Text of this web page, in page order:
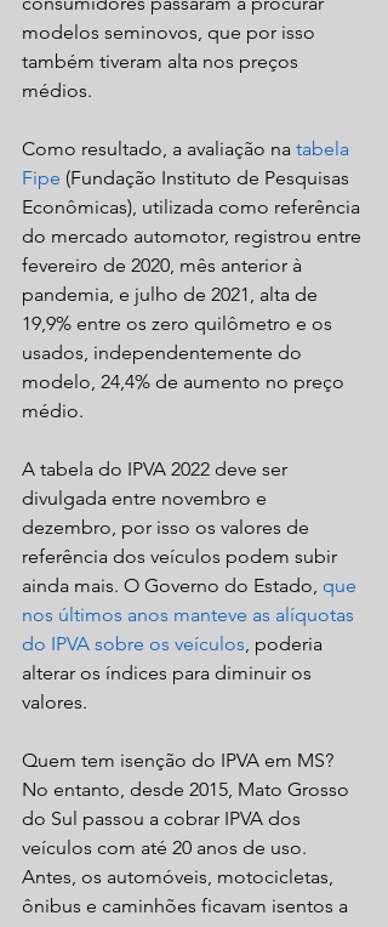
modelos seminovos, que por isso
também tiveram alta nos preços
médios.
Como resultado, a avaliação na tabela
Fipe (Fundação Instituto de Pesquisas
Econômicas), utilizada como referência
do mercado automotor, registrou entre
fevereiro de 2020, mês anterior à
pandemia, e julho de 2021, alta de
19,9% entre os zero quilômetro e os
usados, independentemente do
modelo, 24,4% de aumento no preço
médio.
A tabela do IPVA 2022 deve ser
divulgada entre novembro e
dezembro, por isso os valores de
referência dos veículos podem subir
ainda mais. O Governo do Estado, que
nos últimos anos manteve as alíquotas
do IPVA sobre os veículos , poderia
alterar os índices para diminuir os
valores.
Quem tem isenção do IPVA em MS?
No entanto, desde 2015, Mato Grosso
do Sul passou a cobrar IPVA dos
veículos com até 20 anos de uso.
Antes, os automóveis, motocicletas,
ônibus e caminhões ficavam isentos a